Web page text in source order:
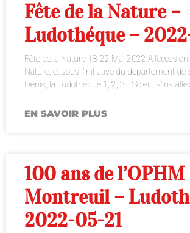
Fête de la Nature –
Ludothéque –
Fête de la Nature 18-22 Mai 2022 A
Nature, et sous l’initiative du département de
Denis, la Ludothèque 1, 2, 3… Soleil! s’installe
EN SAVOIR PLUS
100 ans de l’OPHM
Montreuil –
2022-05-21